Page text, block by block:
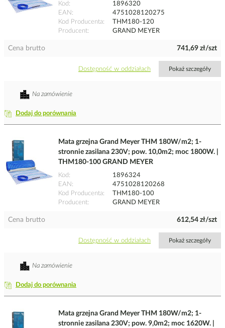
Kod
1896320
EAN
4751028120275
Kod Producenta
THM180-120
Producent
GRAND MEYER
Cena brutto 741,69 zł/szt
Dostępność w oddziałach Pokaż szczegóły
Dodaj do porównania
Na zamówienie
Mata grzejna Grand Meyer THM 180W/m2; 1-
stronnie zasilana 230V; pow. 10,0m2; moc 1800W. |
THM180-100 GRAND MEYER
Kod
1896324
EAN
4751028120268
Kod Producenta
THM180-100
Producent
GRAND MEYER
Cena brutto 612,54 zł/szt
Dostępność w oddziałach Pokaż szczegóły
Dodaj do porównania
Na zamówienie
Mata grzejna Grand Meyer THM 180W/m2; 1-
stronnie zasilana 230V; pow. 9,0m2; moc 1620W. |